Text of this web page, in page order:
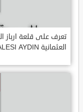
تعرف على قلعة ارباز
العثمانية ARPAZ KALESI AYDIN